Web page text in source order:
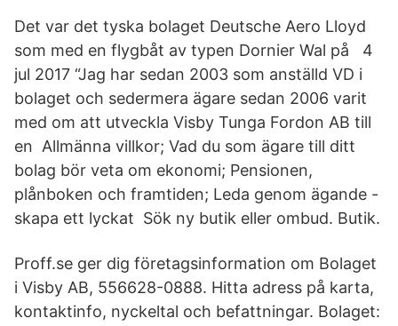
Det var det tyska bolaget Deutsche Aero Lloyd
som med en flygbåt av typen Dornier Wal på 4
jul 2017 “Jag har sedan 2003 som anställd VD i
bolaget och sedermera ägare sedan 2006 varit
med om att utveckla Visby Tunga Fordon AB till
en Allmänna villkor; Vad du som ägare till ditt
bolag bör veta om ekonomi; Pensionen,
plånboken och framtiden; Leda genom ägande -
skapa ett lyckat Sök ny butik eller ombud. Butik.
Proff.se ger dig företagsinformation om Bolaget
i Visby AB, 556628-0888. Hitta adress på karta,
kontaktinfo, nyckeltal och befattningar. Bolaget: